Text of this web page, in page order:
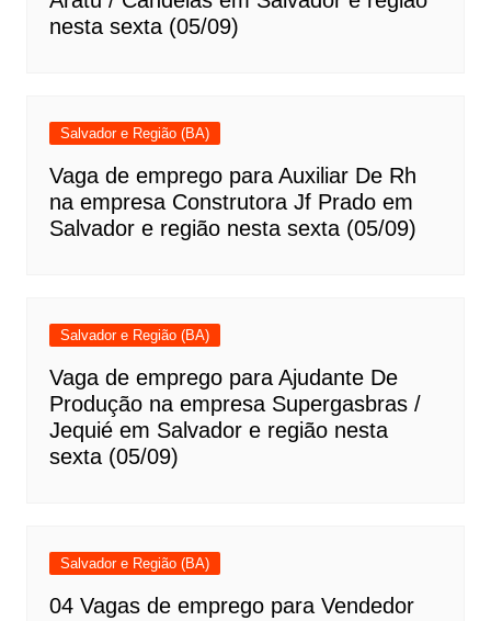
nesta sexta (05/09)
Salvador e Região (BA)
Vaga de emprego para Auxiliar De Rh
na empresa Construtora Jf Prado em
Salvador e região nesta sexta (05/09)
Salvador e Região (BA)
Vaga de emprego para Ajudante De
Produção na empresa Supergasbras /
Jequié em Salvador e região nesta
sexta (05/09)
Salvador e Região (BA)
04 Vagas de emprego para Vendedor